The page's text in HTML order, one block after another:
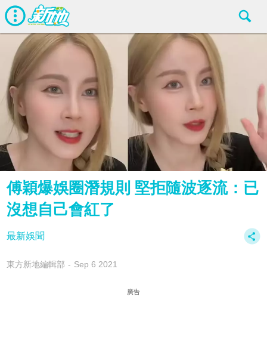
傅穎爆娛圈潛規則 堅拒隨波逐流：已
沒想自己會紅了
最新娛聞
東方新地編輯部 Sep 6 2021
廣告